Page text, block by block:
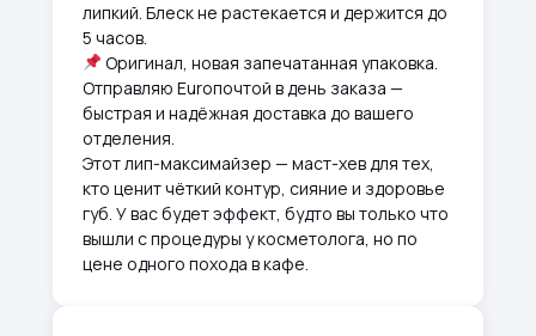
липкий. Блеск не растекается и держится до
5 часов.
Оригинал, новая запечатанная упаковка.
Отправляю Euroпочтой в день заказа —
быстрая и надёжная доставка до вашего
отделения.
Этот лип-максимайзер — маст-хев для тех,
кто ценит чёткий контур, сияние и здоровье
губ. У вас будет эффект, будто вы только что
вышли с процедуры у косметолога, но по
цене одного похода в кафе.